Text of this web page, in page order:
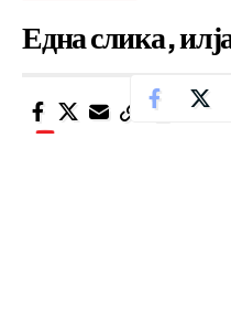
Една слика,